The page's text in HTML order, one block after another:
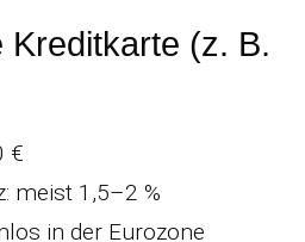
Kreditkarte (z. B.
€
meist 1,5–2 %
in der Eurozone